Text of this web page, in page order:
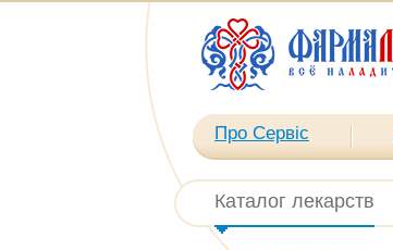
Про Сервіс
Каталог лекарств